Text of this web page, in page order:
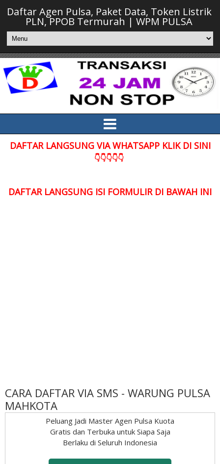
Daftar Agen Pulsa, Paket Data, Token Listrik
PLN, PPOB Termurah | WPM PULSA
DAFTAR LANGSUNG VIA WHATSAPP KLIK DI SINI
👇👇👇👇👇
DAFTAR LANGSUNG ISI FORMULIR DI BAWAH INI
CARA DAFTAR VIA SMS - WARUNG PULSA
MAHKOTA
Peluang Jadi Master Agen Pulsa Kuota
Gratis dan Terbuka untuk Siapa Saja
Berlaku di Seluruh Indonesia